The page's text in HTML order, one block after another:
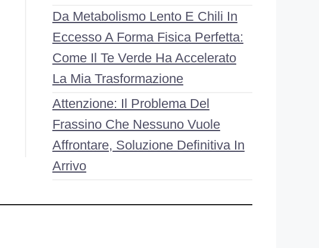
Da Metabolismo Lento E Chili In
Eccesso A Forma Fisica Perfetta:
Come Il Te Verde Ha Accelerato
La Mia Trasformazione
Attenzione: Il Problema Del
Frassino Che Nessuno Vuole
Affrontare, Soluzione Definitiva In
Arrivo